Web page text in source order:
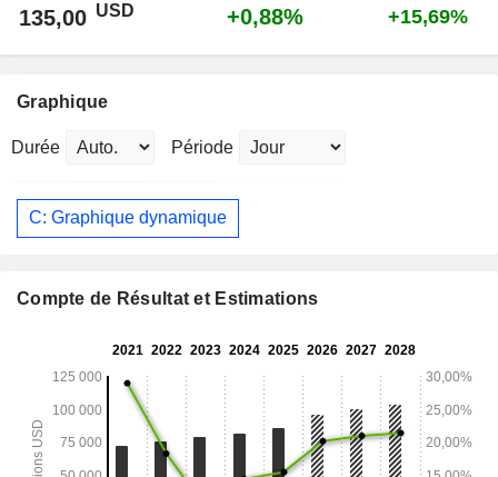
135,00 USD +0,88% +15,69%
Graphique
Durée Période
C: Graphique dynamique
Compte de Résultat et Estimations